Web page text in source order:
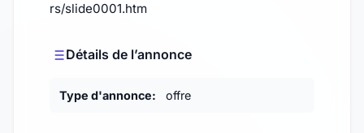
rs/slide0001.htm
Détails de l’annonce
Type d'annonce: offre